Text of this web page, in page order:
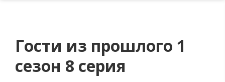
Гости из прошлого 1
сезон 8 серия